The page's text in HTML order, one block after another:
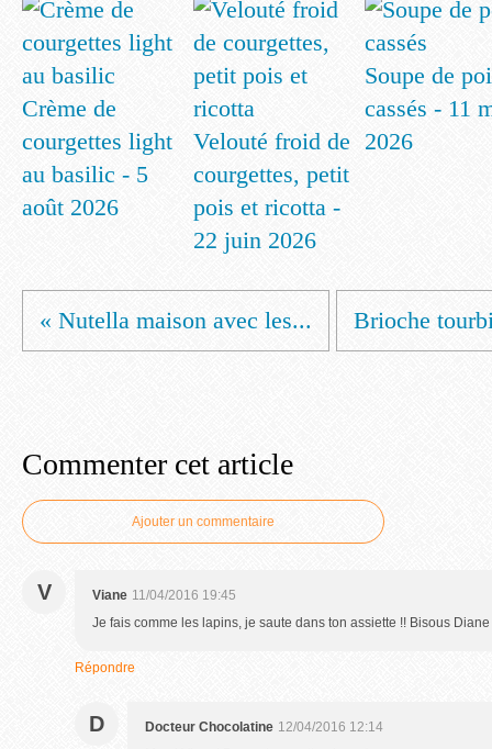
Crème de
courgettes light
au basilic - 5
août 2026
Velouté froid de
courgettes, petit
pois et ricotta -
22 juin 2026
Soupe de
cassés - 11
2026
« Nutella maison avec les... Brioche
Commenter cet article
Ajouter un commentaire
V Viane 11/04/2016 19:45
Je fais comme les lapins, je saute dans ton assiette !! Bisous Diane
Répondre
D Docteur Chocolatine 12/04/2016 12:14